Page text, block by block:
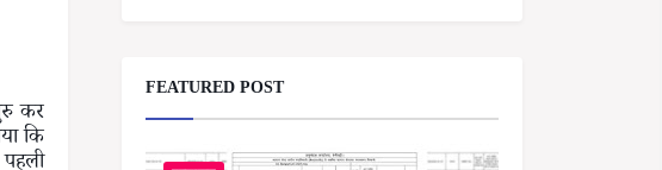
कर
कि
FEATURED POST